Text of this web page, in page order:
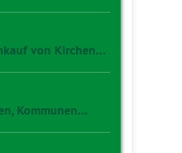
von Kirchen…
Kommunen…